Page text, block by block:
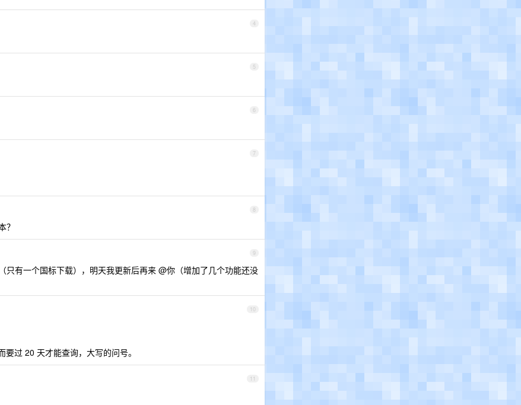
4
5
6
7
8
？
9
只有一个国标下载），明天我更新后再来 @你（增加了几个功能还没
10
过 20 天才能查询，大写的问号。
11